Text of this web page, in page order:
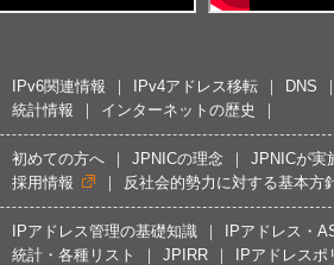
IPv6関連情報 IPv4アドレス移転 DNS
統計情報
インターネットの歴史
初めての方へ JPNICの理念 JPNICが実
採用情報
反社会的勢力に対する基本方
IPアドレス管理の基礎知識 IPアドレス・
統計・各種リスト
JPIRR IPアドレス